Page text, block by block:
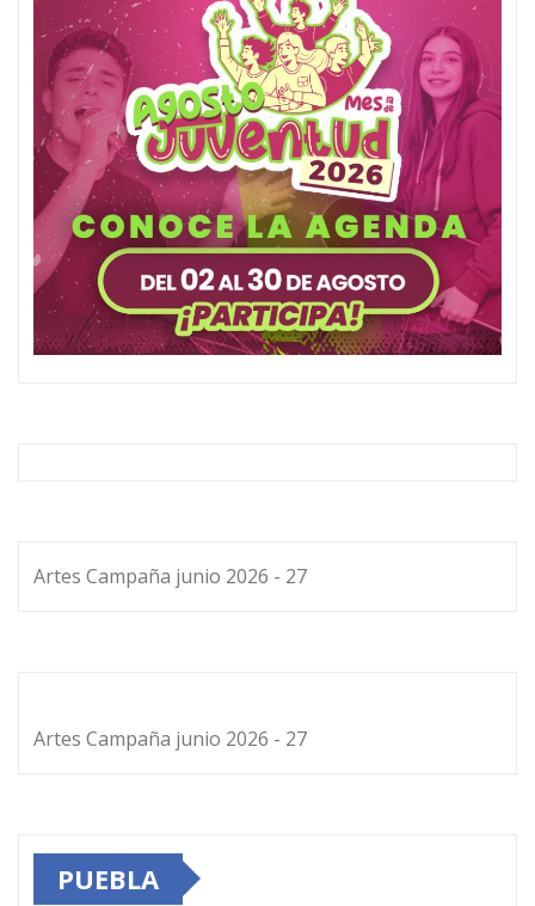
Artes Campaña junio 2026 - 27
Artes Campaña junio 2026 - 27
PUEBLA